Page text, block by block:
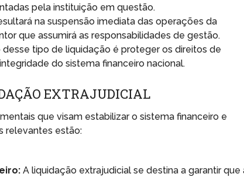
pela instituição em questão.
na suspensão imediata das operações da
que assumirá as responsabilidades de gestão.
tipo de liquidação é proteger os direitos de
do sistema financeiro nacional.
EXTRAJUDICIAL
que visam estabilizar o sistema financeiro e
relevantes estão:
A liquidação extrajudicial se destina a garantir que